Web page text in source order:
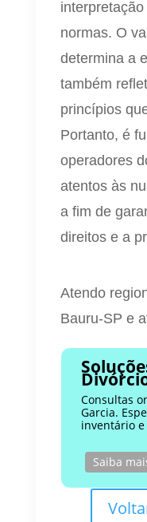
normas. O
determina a
também
princípios
Portanto, é
operadores
atentos às
a fim de
direitos e a
Atendo
Bauru-SP e
Consultas
Garcia.
inventário e
Saiba